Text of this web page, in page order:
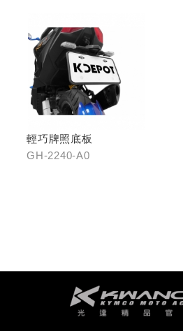
輕巧牌照底板
GH-2240-A0